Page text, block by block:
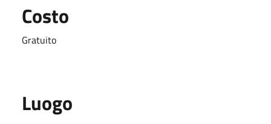
Costo
Gratuito
Luogo